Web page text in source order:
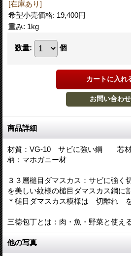
[在庫あり]
希望小売価格: 19,400円
重み: 1kg
数量: 個
商品詳細
材質：VG-10 サビに強い鋼 芯材
柄：マホガニー材
３３層槌目ダマスカス：サビに強
を美しい紋様の槌目ダマスカス鋼に
＊槌目ダマスカス模様は 切離れ を
三徳包丁とは：肉・魚・野菜と使え
他の写真